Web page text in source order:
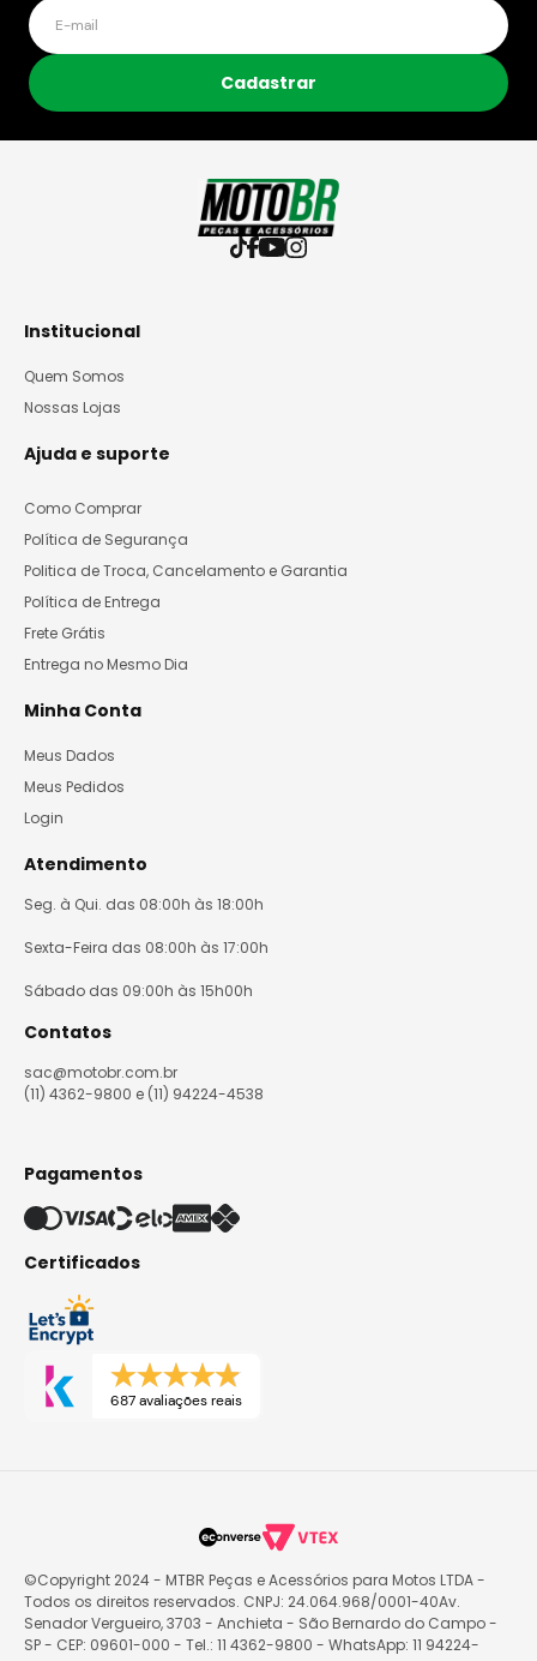
Cadastrar
Institucional
Quem Somos
Nossas Lojas
Ajuda e suporte
Como Comprar
Política de Segurança
Politica de Troca, Cancelamento e Garantia
Política de Entrega
Frete Grátis
Entrega no Mesmo Dia
Minha Conta
Meus Dados
Meus Pedidos
Login
Atendimento
Seg. à Qui. das 08:00h às 18:00h
Sexta-Feira das 08:00h às 17:00h
Sábado das 09:00h às 15h00h
Contatos
sac@motobr.com.br
(11) 4362-9800 e (11) 94224-4538
Pagamentos
Certificados
687 avaliações reais
©Copyright 2024 - MTBR Peças e Acessórios para Motos LTDA -
Todos os direitos reservados. CNPJ: 24.064.968/0001-40Av.
Senador Vergueiro, 3703 - Anchieta - São Bernardo do Campo -
SP - CEP: 09601-000 - Tel.: 11 4362-9800 - WhatsApp: 11 94224-